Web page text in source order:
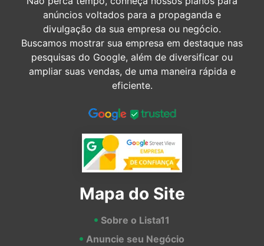
anúncios voltados para a propaganda e
divulgação da sua empresa ou negócio.
Buscamos mostrar sua empresa em destaque nas
pesquisas do Google, além de diversificar ou
ampliar suas vendas, de uma maneira rápida e
eficiente.
Mapa do Site
Sobre o Lista11
Anuncie seu Negócio